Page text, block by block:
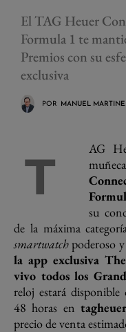
El TAG Heuer
Formula 1 te
Premios con su
exclusiva
POR MANUEL
T AG
su
de la máxima
smartwatchpoderoso
la app exclusiva
vivo todos los
reloj estará disponible
48 horas en
precio de venta